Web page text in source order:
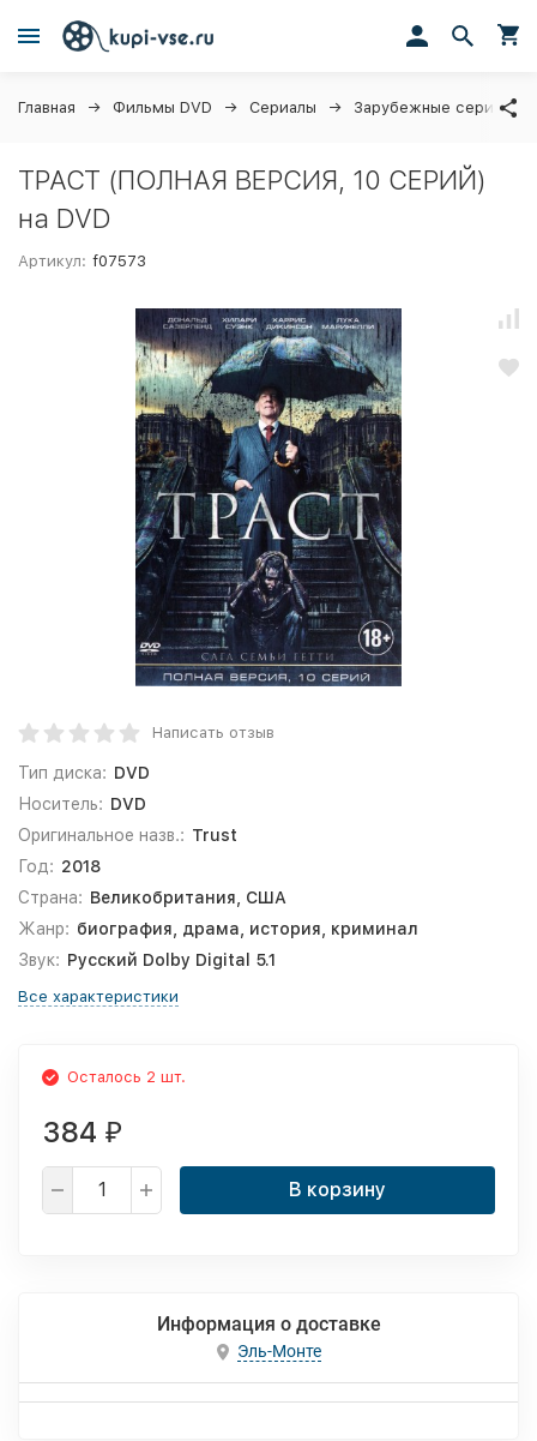
Главная Фильмы DVD Сериалы Зарубежные сериалы
ТРАСТ (ПОЛНАЯ ВЕРСИЯ, 10 СЕРИЙ)
на DVD
Артикул: f07573
Написать отзыв
Тип диска: DVD
Носитель: DVD
Оригинальное назв.: Trust
Год: 2018
Страна: Великобритания, США
Жанр: биография, драма, история, криминал
Звук: Русский Dolby Digital 5.1
Все характеристики
Осталось 2 шт.
384 ₽
В корзину
Информация о доставке
Эль-Монте